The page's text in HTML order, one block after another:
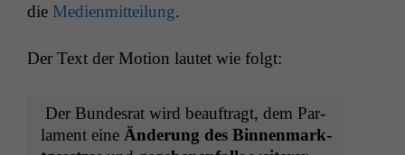
die Medi­en­mit­teilung.
Der Text der Motion lautet wie folgt:
Der Bun­desrat wird beauf­tragt, dem Par­
la­ment eine Änderung des Bin­nen­mark­